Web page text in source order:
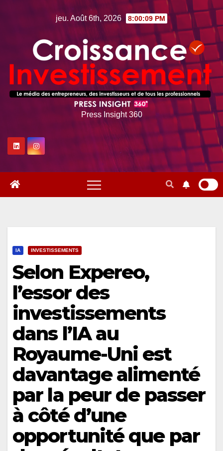
jeu. Août 6th, 2026 8:00:11 PM
Press Insight 360
IA INVESTISSEMENTS
Selon Expereo,
l’essor des
investissements
dans l’IA au
Royaume-Uni est
davantage alimenté
par la peur de passer
à côté d’une
opportunité que par